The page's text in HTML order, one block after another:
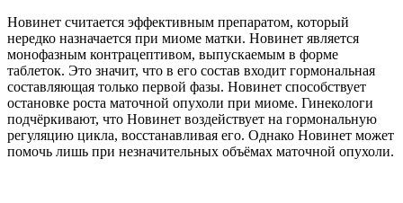
Новинет считается эффективным препаратом, который
нередко назначается при миоме матки. Новинет является
монофазным контрацептивом, выпускаемым в форме
таблеток. Это значит, что в его состав входит гормональная
составляющая только первой фазы. Новинет способствует
остановке роста маточной опухоли при миоме. Гинекологи
подчёркивают, что Новинет воздействует на гормональную
регуляцию цикла, восстанавливая его. Однако Новинет может
помочь лишь при незначительных объёмах маточной опухоли.